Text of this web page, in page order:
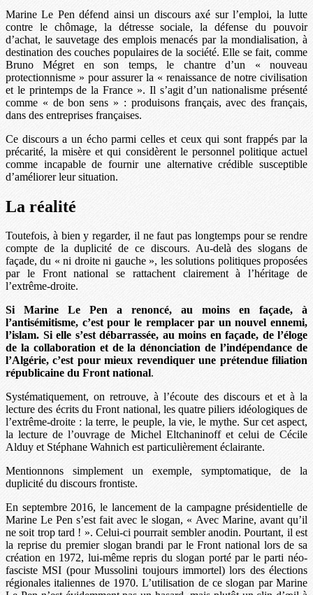
Marine Le Pen défend ainsi un discours axé sur l’emploi, la lutte
contre le chômage, la détresse sociale, la défense du pouvoir
d’achat, le sauvetage des emplois menacés par la mondialisation, à
destination des couches populaires de la société. Elle se fait, comme
Bruno Mégret en son temps, le chantre d’un « nouveau
protectionnisme » pour assurer la « renaissance de notre civilisation
et le printemps de la France ». Il s’agit d’un nationalisme présenté
comme « de bon sens » : produisons français, avec des français,
dans des entreprises françaises.
Ce discours a un écho parmi celles et ceux qui sont frappés par la
précarité, la misère et qui considèrent le personnel politique actuel
comme incapable de fournir une alternative crédible susceptible
d’améliorer leur situation.
La réalité
Toutefois, à bien y regarder, il ne faut pas longtemps pour se rendre
compte de la duplicité de ce discours. Au-delà des slogans de
façade, du « ni droite ni gauche », les solutions politiques proposées
par le Front national se rattachent clairement à l’héritage de
l’extrême-droite.
Si Marine Le Pen a renoncé, au moins en façade, à
l’antisémitisme, c’est pour le remplacer par un nouvel ennemi,
l’islam. Si elle s’est débarrassée, au moins en façade, de l’éloge
de la collaboration et de la dénonciation de l’indépendance de
l’Algérie, c’est pour mieux revendiquer une prétendue filiation
républicaine du Front national.
Systématiquement, on retrouve, à l’écoute des discours et et à la
lecture des écrits du Front national, les quatre piliers idéologiques de
l’extrême-droite : la terre, le peuple, la vie, le mythe. Sur cet aspect,
la lecture de l’ouvrage de Michel Eltchaninoff et celui de Cécile
Alduy et Stéphane Wahnich est particulièrement éclairante.
Mentionnons simplement un exemple, symptomatique, de la
duplicité du discours frontiste.
En septembre 2016, le lancement de la campagne présidentielle de
Marine Le Pen s’est fait avec le slogan, « Avec Marine, avant qu’il
ne soit trop tard ! ». Celui-ci pourrait sembler anodin. Pourtant, il est
la reprise du premier slogan brandi par le Front national lors de sa
création en 1972, lui-même repris du slogan porté par le parti néo-
fasciste MSI (pour Mussolini toujours immortel) lors des élections
régionales italiennes de 1970. L’utilisation de ce slogan par Marine